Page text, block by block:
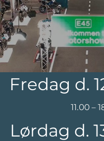
Fredag d.
11.00 –
Lørdag d.